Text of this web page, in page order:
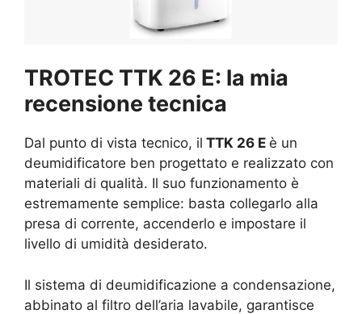
TROTEC TTK 26 E: la mia
recensione tecnica
Dal punto di vista tecnico, il TTK 26 E è un
deumidificatore ben progettato e realizzato con
materiali di qualità. Il suo funzionamento è
estremamente semplice: basta collegarlo alla
presa di corrente, accenderlo e impostare il
livello di umidità desiderato.
Il sistema di deumidificazione a condensazione,
abbinato al filtro dell’aria lavabile, garantisce